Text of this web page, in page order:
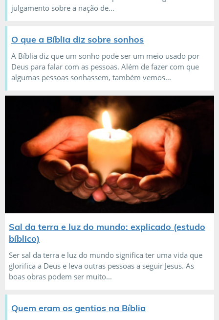
julgamento sobre a nação de...
O que a Bíblia diz sobre sonhos
A Bíblia diz que um sonho pode ser um meio usado por
Deus para falar com as pessoas. Além de fazer com que
algumas pessoas sonhassem, também vemos...
Sal da terra e luz do mundo: explicado (estudo
bíblico)
Ser sal da terra e luz do mundo significa ter uma vida que
glorifica a Deus e leva outras pessoas a seguir Jesus. As
boas obras podem ser muito...
Quem eram os gentios na Bíblia